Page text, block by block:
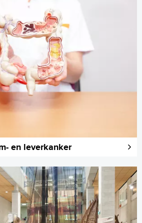
en leverkanker